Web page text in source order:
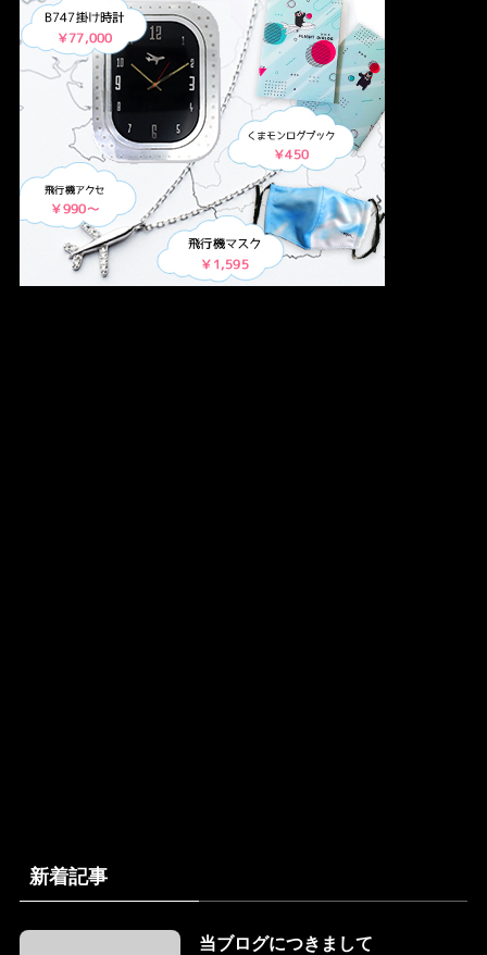
新着記事
当ブログにつきまして